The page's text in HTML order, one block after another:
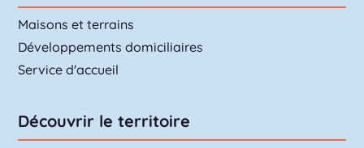
Maisons et terrains
Développements domiciliaires
Service d'accueil
Découvrir le territoire